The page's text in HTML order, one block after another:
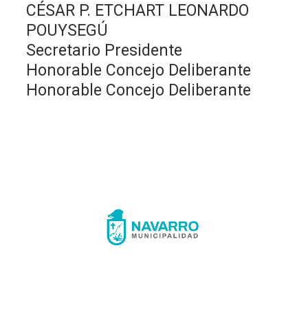
CÉSAR P. ETCHART LEONARDO
POUYSEGÚ
Secretario Presidente
Honorable Concejo Deliberante
Honorable Concejo Deliberante